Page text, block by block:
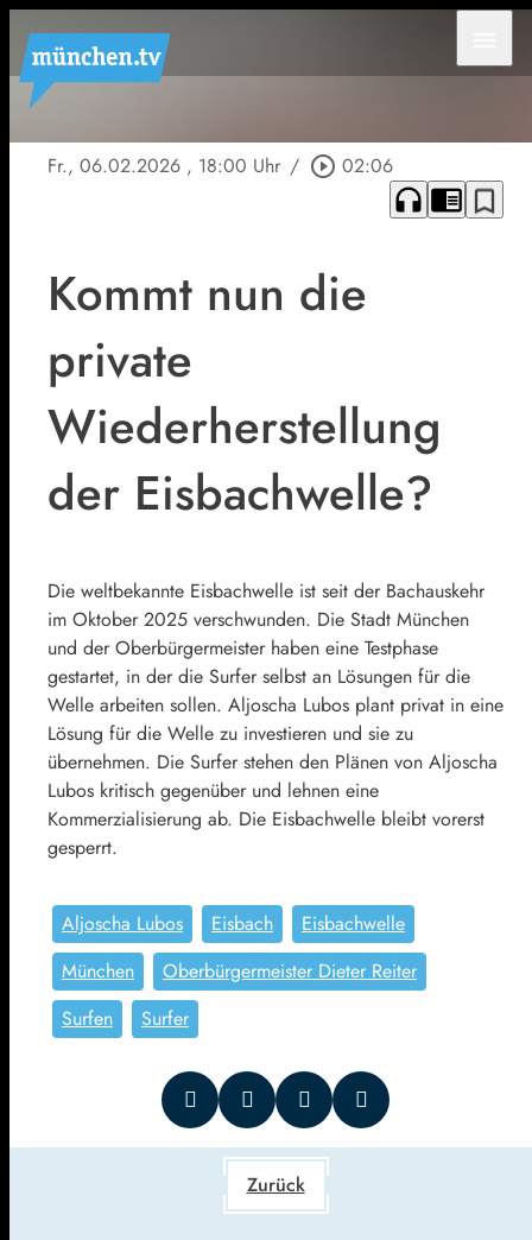
Fr., 06.02.2026 , 18:00 Uhr / play_circle_outline 02:06
headphones chrome_reader_mode bookmark_border
Kommt nun die
private
Wiederherstellung
der Eisbachwelle?
Die weltbekannte Eisbachwelle ist seit der Bachauskehr
im Oktober 2025 verschwunden. Die Stadt München
und der Oberbürgermeister haben eine Testphase
gestartet, in der die Surfer selbst an Lösungen für die
Welle arbeiten sollen. Aljoscha Lubos plant privat in eine
Lösung für die Welle zu investieren und sie zu
übernehmen. Die Surfer stehen den Plänen von Aljoscha
Lubos kritisch gegenüber und lehnen eine
Kommerzialisierung ab. Die Eisbachwelle bleibt vorerst
gesperrt.
Aljoscha Lubos Eisbach
Eisbachwelle
München
Oberbürgermeister Dieter Reiter
Surfen
Surfer
Zurück